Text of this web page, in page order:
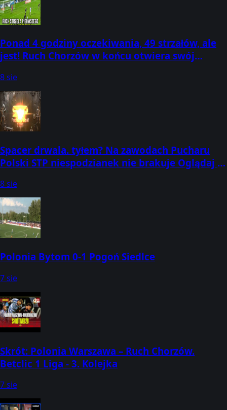
Ponad 4 godziny oczekiwania, 49 strzałów, ale
jest! Ruch Chorzów w końcu otwiera swój
8 sie
Spacer drwala. tyłem? Na zawodach Pucharu
Polski STP niespodzianek nie brakuje Oglądaj w
8 sie
Polonia Bytom 0-1 Pogoń Siedlce
7 sie
Skrót: Polonia Warszawa – Ruch Chorzów.
Betclic 1 Liga - 3. Kolejka
7 sie